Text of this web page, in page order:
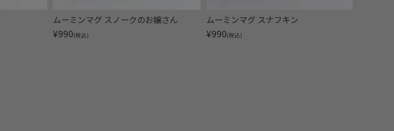
ムーミンマグ スノークのお嬢さん
¥990(税込)
ムーミンマグ スナフキン
¥990(税込)